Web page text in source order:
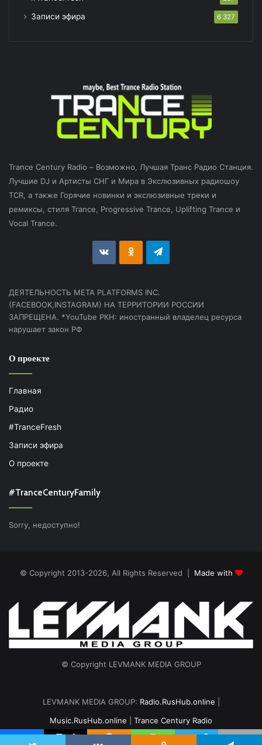
Записи эфира 6 327
Trance Century Radio – Возможно, Лучшая Транс Радио Станция.
Лучшие DJ и Артисты СНГ и Мира в Экслюзивных радиошоу
TCR, а также Горячие новинки и экслюзивные треки и
ремиксы, стиля Trance, Progressive Trance, Uplifting Trance и
Vocal Trance.
vk.com Odnoklassniki
Telegram
ДЕЯТЕЛЬНОСТЬ МЕТА PLATFORMS INC.
(FACEBOOK,INSTAGRAM) НА ТЕРРИТОРИИ РОССИИ
ЗАПРЕЩЕНА. *YouTube РКН: иностранный владелец ресурса
нарушает закон РФ
О проекте
Главная
Радио
#TranceFresh
Записи эфира
О проекте
#TranceCenturyFamily
Sorry, недоступно!
© Copyright 2013-2026, All Rights Reserved | Made with
© Copyright LEVMANK MEDIA GROUP
LEVMANK MEDIA GROUP: Radio.RusHub.online
Music.RusHub.online
Trance Century Radio